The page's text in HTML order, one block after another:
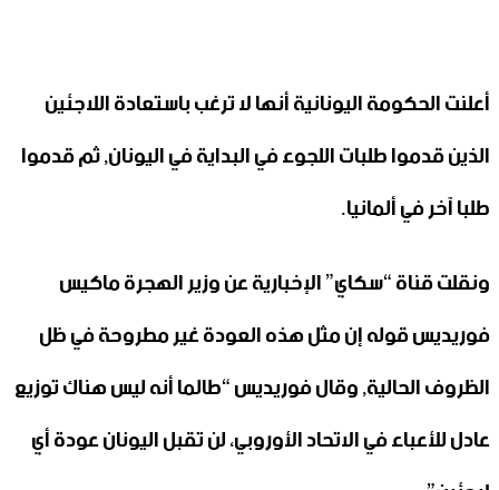
أعلنت الحكومة اليونانية أنها لا ترغب باستعادة اللاجئين
الذين قدموا طلبات اللجوء في البداية في اليونان, ثم قدموا
طلبا آخر في ألمانيا.
ونقلت قناة “سكاي” الإخبارية عن وزير الهجرة ماكيس
فوريديس قوله إن مثل هذه العودة غير مطروحة في ظل
الظروف الحالية, وقال فوريديس “طالما أنه ليس هناك توزيع
عادل للأعباء في الاتحاد الأوروبي، لن تقبل اليونان عودة أي